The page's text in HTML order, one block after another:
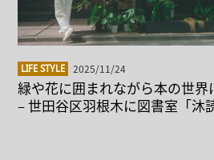
LIFE STYLE 2025/11/24
緑や花に囲まれながら本の世界
– 世田谷区羽根木に図書室「沐